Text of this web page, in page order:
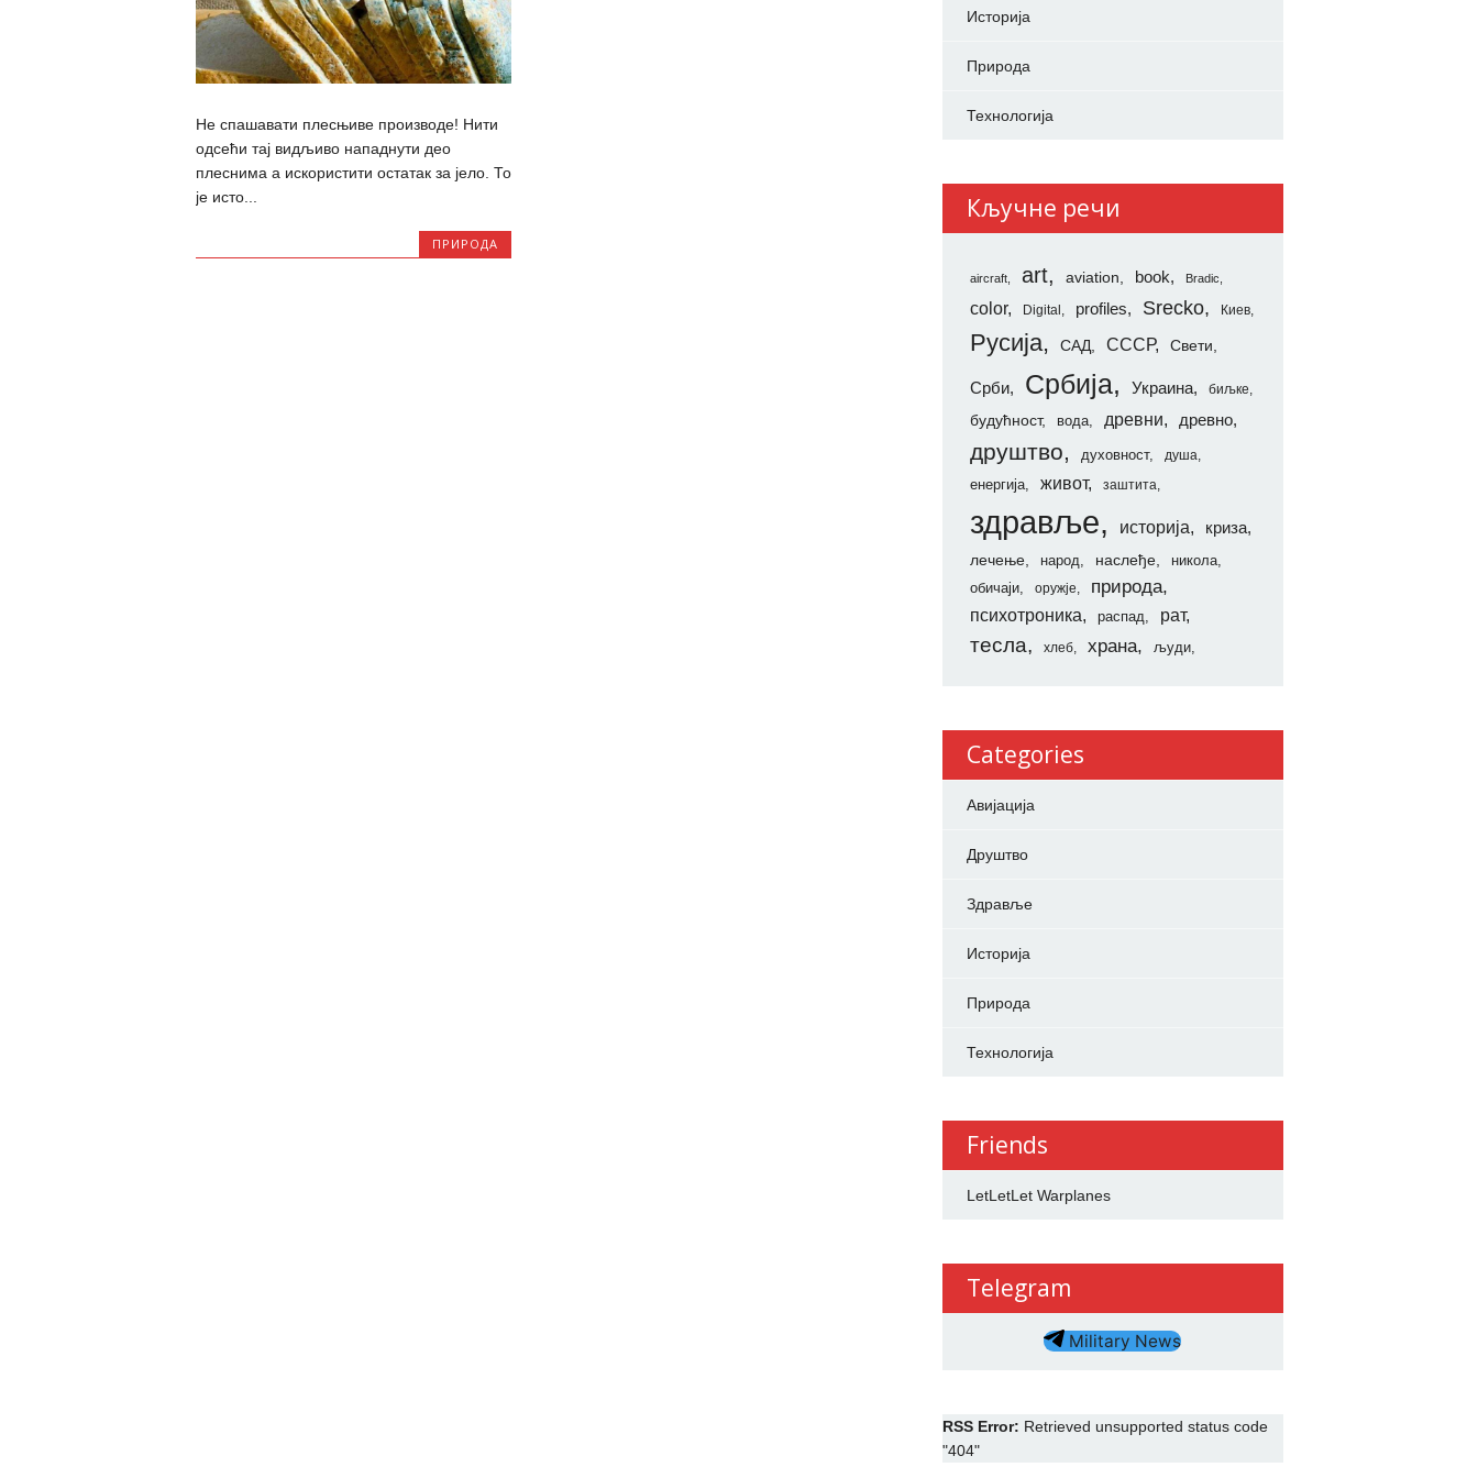
Не спашавати плесњиве производе! Нити
одсећи тај видљиво нападнути део
плеснима а искористити остатак за јело. То
је исто...
ПРИРОДА
Историја
Природа
Технологија
Кључне речи
aircraft art aviation book Bradic
color Digital profiles Srecko Киев
Русија САД СССР Свети
Срби Србија Украина биљке
будућност вода древни древно
друштво духовност душа
енергија живот заштита
здравље историја
криза
лечење
народ наслеђе
никола
обичаји
оружје природа
психотроника распад рат
тесла хлеб храна људи
Categories
Авијација
Друштво
Здравље
Историја
Природа
Технологија
Friends
LetLetLet Warplanes
Telegram
Military News
RSS Error: Retrieved unsupported status code
"404"